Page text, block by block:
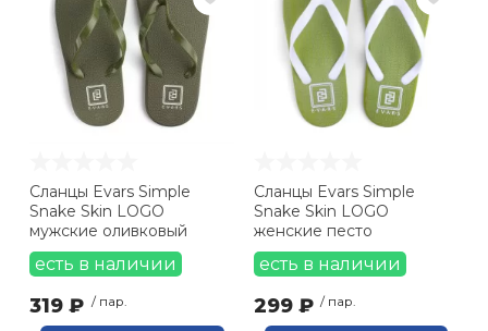
Сланцы Evars Simple
Snake Skin LOGO
мужские оливковый
есть в наличии
319 ₽ / пар.
Сланцы Evars Simple
Snake Skin LOGO
женские песто
есть в наличии
299 ₽ / пар.